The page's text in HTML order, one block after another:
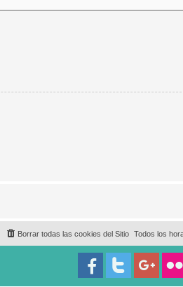
Todos los
Borrar todas las cookies del Sitio